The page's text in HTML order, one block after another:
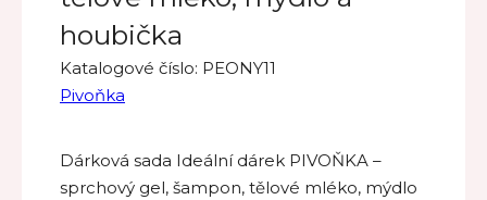
houbička
Katalogové číslo: PEONY11
Pivoňka
Dárková sada Ideální dárek PIVOŇKA –
sprchový gel, šampon, tělové mléko, mýdlo